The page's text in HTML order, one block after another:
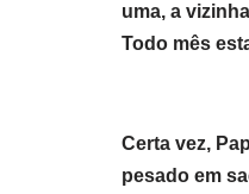
uma, a
Todo mês
Certa vez,
pesado em